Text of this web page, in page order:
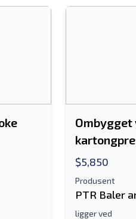
Ombygget
$5,850
Produsent
PTR Baler
ligger ved